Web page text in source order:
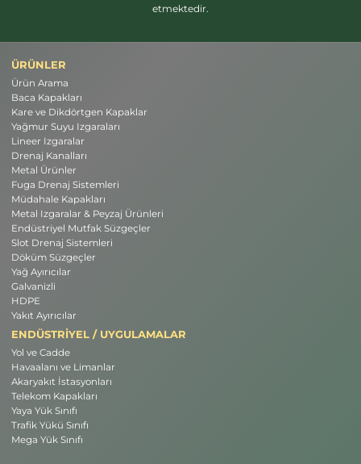
etmektedir.
ÜRÜNLER
Ürün Arama
Baca Kapakları
Kare ve Dikdörtgen Kapaklar
Yağmur Suyu Izgaraları
Lineer Izgaralar
Drenaj Kanalları
Metal Ürünler
Fuga Drenaj Sistemleri
Müdahale Kapakları
Metal Izgaralar & Peyzaj Ürünleri
Endüstriyel Mutfak Süzgeçler
Slot Drenaj Sistemleri
Döküm Süzgeçler
Yağ Ayırıcılar
Galvanizli
HDPE
Yakıt Ayırıcılar
ENDÜSTRİYEL / UYGULAMALAR
Yol ve Cadde
Havaalanı ve Limanlar
Akaryakıt İstasyonları
Telekom Kapakları
Yaya Yük Sınıfı
Trafik Yükü Sınıfı
Mega Yük Sınıfı